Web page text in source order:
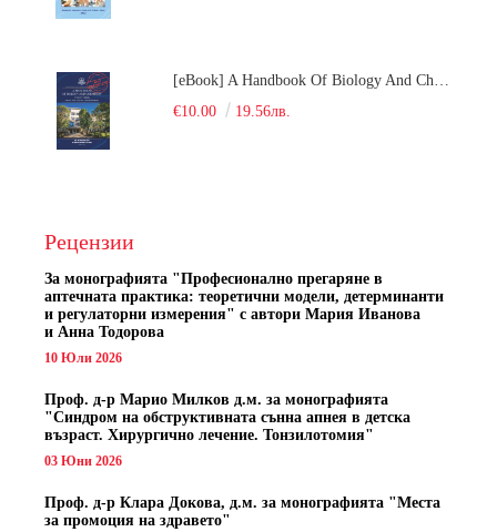
[eBook] A Handbook Of Biology And Chemistry Test Items For The Entrance Tests At Medical University Of Varna (Fourth Revised Edition)
€10.00
19.56лв.
Рецензии
За монографията "Професионално прегаряне в
аптечната практика: теоретични модели, детерминанти
и регулаторни измерения" с автори Мария Иванова
и Анна Тодорова
10 Юли 2026
Проф. д-р Марио Милков д.м. за монографията
"Синдром на обструктивната сънна апнея в детска
възраст. Хирургично лечение. Тонзилотомия"
03 Юни 2026
Проф. д-р Клара Докова, д.м. за монографията "Места
за промоция на здравето"